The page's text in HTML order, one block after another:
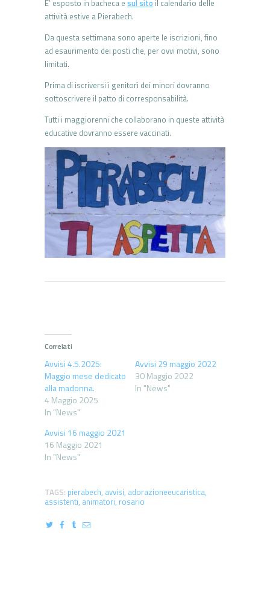
E’ esposto in bacheca e sul sito il calendario delle
attività estive a Pierabech.
Da questa settimana sono aperte le iscrizioni, fino
ad esaurimento dei posti che, per ovvi motivi, sono
limitati.
Prima di iscriversi i genitori dei minori dovranno
sottoscrivere il patto di corresponsabilità.
Tutti i maggiorenni che collaborano in queste attività
educative dovranno essere vaccinati.
Correlati
Avvisi 4.5.2025:
Maggio mese dedicato
alla madonna.
4 Maggio 2025
In "News"
Avvisi 29 maggio 2022
30 Maggio 2022
In "News"
Avvisi 16 maggio 2021
16 Maggio 2021
In "News"
TAGS: pierabech, avvisi, adorazioneeucaristica,
assistenti, animatori, rosario